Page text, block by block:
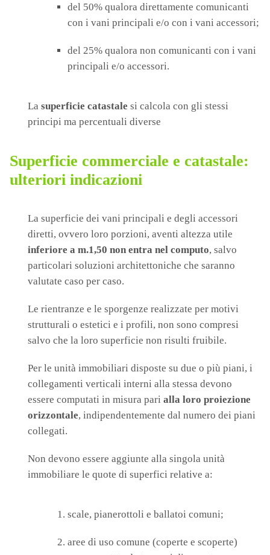
del 50% qualora direttamente comunicanti
con i vani principali e/o con i vani accessori;
del 25% qualora non comunicanti con i vani
principali e/o accessori.
La superficie catastale si calcola con gli stessi
principi ma percentuali diverse
Superficie commerciale e catastale:
ulteriori indicazioni
La superficie dei vani principali e degli accessori
diretti, ovvero loro porzioni, aventi altezza utile
inferiore a m.1,50 non entra nel computo, salvo
particolari soluzioni architettoniche che saranno
valutate caso per caso.
Le rientranze e le sporgenze realizzate per motivi
strutturali o estetici e i profili, non sono compresi
salvo che la loro superficie non risulti fruibile.
Per le unità immobiliari disposte su due o più piani, i
collegamenti verticali interni alla stessa devono
essere computati in misura pari alla loro proiezione
orizzontale, indipendentemente dal numero dei piani
collegati.
Non devono essere aggiunte alla singola unità
immobiliare le quote di superfici relative a:
scale, pianerottoli e ballatoi comuni;
aree di uso comune (coperte e scoperte)